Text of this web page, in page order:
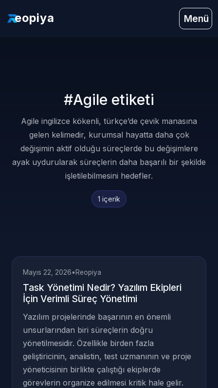
eopiya Menü
#Agile etiketi
Agile ingilizce kökenli, türkçe’de çevik manasına
gelen kelimedir, kurumsal hayatta daha çok
değişimin aktif olduğu süreçlerde bu değişimlere
ayak uydurularak süreçlerin daha başarılı bir şekilde
işletilebilmesini hedefler.
1 içerik
Mayıs 22, 2026• Reopiya
Task Yönetimi Nedir? Yazılım Ekipleri
İçin Verimli Süreç Yönetimi
Yazılım projelerinde başarının en önemli
unsurlarından biri süreçlerin doğru
yönetilmesidir. Özellikle birden fazla
geliştiricinin, analistin, test uzmanının ve proje
yöneticisinin birlikte çalıştığı ekiplerde
görevlerin organize edilmesi kritik hale gelir.